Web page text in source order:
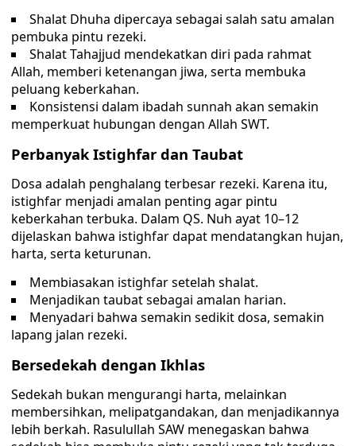
Shalat Dhuha dipercaya sebagai salah satu amalan
pembuka pintu rezeki.
Shalat Tahajjud mendekatkan diri pada rahmat
Allah, memberi ketenangan jiwa, serta membuka
peluang keberkahan.
Konsistensi dalam ibadah sunnah akan semakin
memperkuat hubungan dengan Allah SWT.
Perbanyak Istighfar dan Taubat
Dosa adalah penghalang terbesar rezeki. Karena itu,
istighfar menjadi amalan penting agar pintu
keberkahan terbuka. Dalam QS. Nuh ayat 10–12
dijelaskan bahwa istighfar dapat mendatangkan hujan,
harta, serta keturunan.
Membiasakan istighfar setelah shalat.
Menjadikan taubat sebagai amalan harian.
Menyadari bahwa semakin sedikit dosa, semakin
lapang jalan rezeki.
Bersedekah dengan Ikhlas
Sedekah bukan mengurangi harta, melainkan
membersihkan, melipatgandakan, dan menjadikannya
lebih berkah. Rasulullah SAW menegaskan bahwa